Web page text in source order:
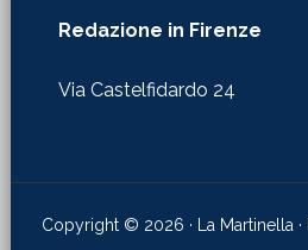
Redazione in Firenze
Via Castelfidardo 24
Copyright © 2026 · La Martinella ·